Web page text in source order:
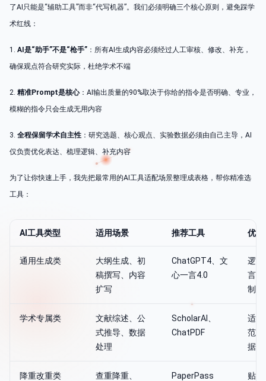
了AI只能是“辅助工具”而非“代写机器”。我们必须明确三个核心原则，避免踩学
术红线：
1. AI是“助手”不是“枪手” ：所有AI生成内容必须经过人工审核、修改、补充，
确保观点符合研究实际，杜绝学术不端
2. 精准Prompt是核心：AI输出质量的90%取决于你给的指令是否明确、专业，
模糊的指令只会生成无用内容
3. 全程保留学术自主性 ：研究选题、核心观点、实验数据必须由自己主导，AI
仅负责优化表达、梳理逻辑、补充内容
为了让你快速上手，我先把最常用的AI工具适配场景整理成表格，帮你精准选
工具：
AI工具类型 适用场景 推荐工具 优势
通用生成类
大纲生成、初
稿撰写、内容
扩写
ChatGPT4、文
心一言4.0
逻辑
言流
制化
学术专属类
文献综述、公
式推导、数据
处理
ScholarAI、
ChatPDF
适配
范、
据库
降重改重类
查重降重、
PaperPass
贴